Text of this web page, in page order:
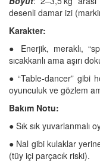
desenli damar izi
Karakter:
● Enerjik, meraklı,
sıcakkanlı ama aşırı
● “Table-dancer” gibi
oyunculuk ve gözlem
Bakım Notu:
● Sık sık yuvarlanmalı
● Nal gibi kulaklar
(tüy içi parçacık riski).